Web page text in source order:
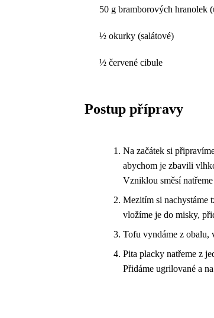
50 g bramborových hranolek
½ okurky (salátové)
½ červené cibule
Postup přípravy
Na začátek si
abychom je zbavili
Vzniklou směsí
Mezitím si nachystáme
vložíme je do misky,
Tofu vyndáme z obalu,
Pita placky natřeme z
Přidáme ugrilované a